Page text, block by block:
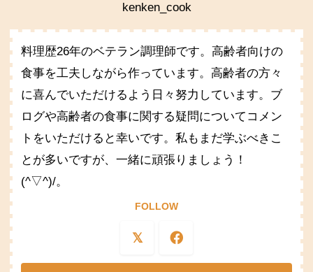
kenken_cook
料理歴26年のベテラン調理師です。高齢者向けの
食事を工夫しながら作っています。高齢者の方々
に喜んでいただけるよう日々努力しています。ブ
ログや高齢者の食事に関する疑問についてコメン
トをいただけると幸いです。私もまだ学ぶべきこ
とが多いですが、一緒に頑張りましょう！
(^▽^)/。
FOLLOW